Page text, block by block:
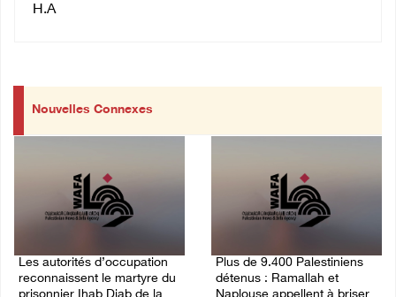
H.A
Nouvelles Connexes
Les autorités d’occupation
reconnaissent le martyre du
Plus de 9.400 Palestiniens
détenus : Ramallah et